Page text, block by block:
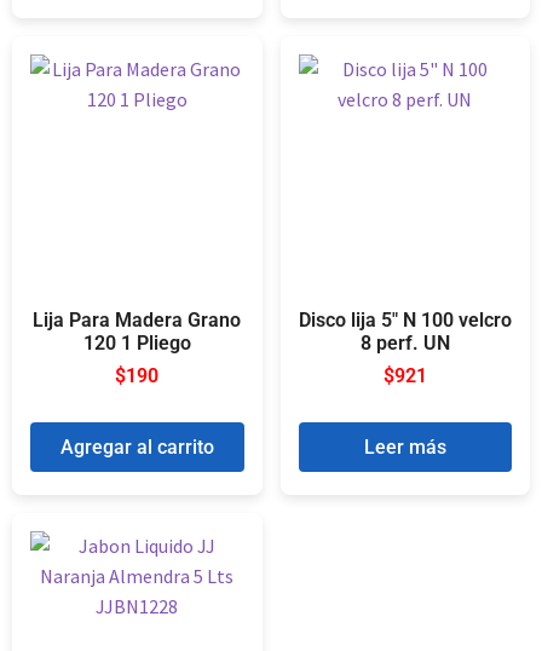
Lija Para Madera Grano
120 1 Pliego
$190
Agregar al carrito
Disco lija 5″ N 100 velcro
8 perf. UN
$921
Leer más